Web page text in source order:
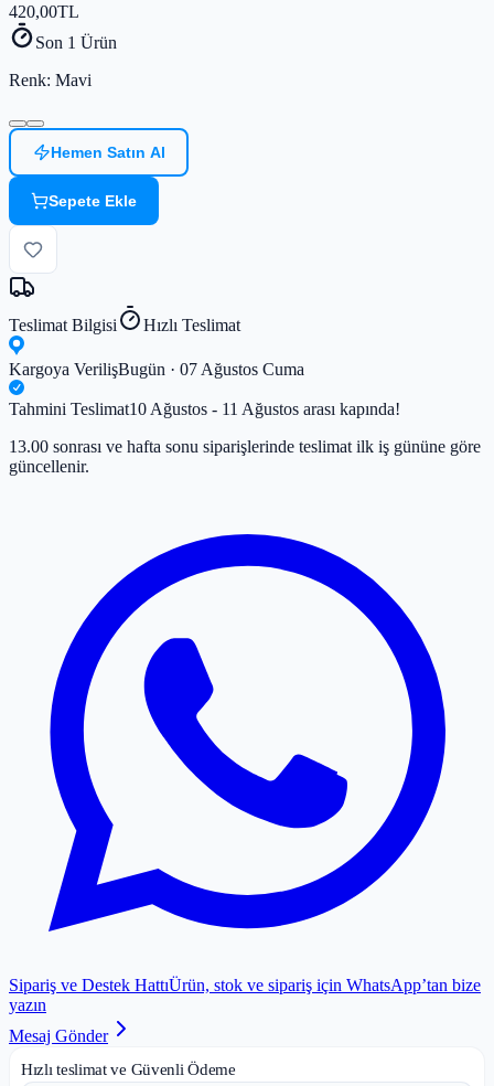
420,00TL
Son 1 Ürün
Renk: Mavi
Hemen Satın Al
Sepete Ekle
Teslimat Bilgisi Hızlı Teslimat
Kargoya VerilişBugün · 07 Ağustos Cuma
Tahmini Teslimat10 Ağustos - 11 Ağustos arası kapında!
13.00 sonrası ve hafta sonu siparişlerinde teslimat ilk iş gününe göre
güncellenir.
Sipariş ve Destek HattıÜrün, stok ve sipariş için WhatsApp’tan bize
yazın
Mesaj Gönder
Hızlı teslimat ve Güvenli Ödeme